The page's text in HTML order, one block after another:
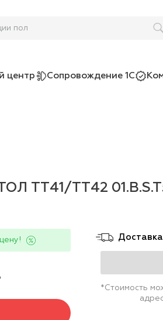
польз
центр Сопровождение 1С
TT41/TT42
*Стоимость